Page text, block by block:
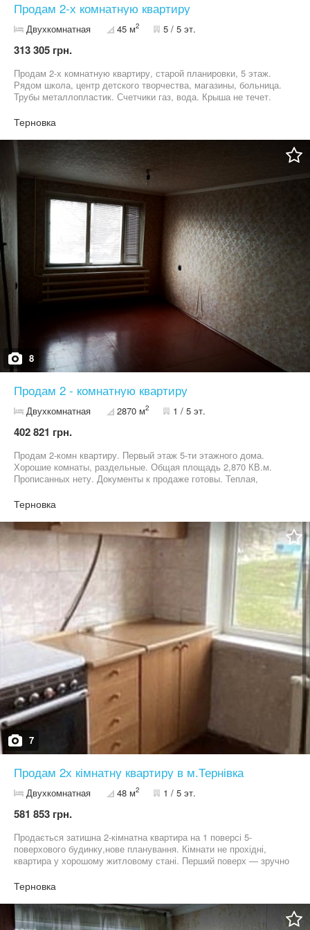
Продам 2-х комнатную квартиру
Двухкомнатная 45 м2 5 / 5 эт.
313 305 грн.
Продам 2-х комнатную квартиру, старой планировки, 5 этаж.
Рядом школа, центр детского творчества, магазины, больница.
Трубы металлопластик. Счетчики газ, вода. Крыша не течет.
Терновка
8
Продам 2 - комнатную квартиру
Двухкомнатная 2870 м2 1 / 5 эт.
402 821 грн.
Продам 2-комн квартиру. Первый этаж 5-ти этажного дома.
Хорошие комнаты, раздельные. Общая площадь 2,870 КВ.м.
Прописанных нету. Документы к продаже готовы. Теплая,
Терновка
7
Продам 2х кімнатну квартиру в м.Тернівка
Двухкомнатная 48 м2 1 / 5 эт.
581 853 грн.
Продається затишна 2-кімнатна квартира на 1 поверсі 5-
поверхового будинку,нове планування. Кімнати не прохідні,
квартира у хорошому житловому стані. Перший поверх — зручно
спокійні сусіди Розвинена інфраструктура: поруч магазини,
школа, дитячий садок, зупинки транспорту Доглянутий будинок,
охайний двір. У квартирі проживають квартиранти (можливий
продаж з орендарями) Звертайтесь в WhatsApp / Telegram /
Терновка